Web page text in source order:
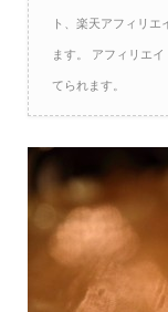
ト、楽天アフィリ
ます。 アフィリエ
てられます。